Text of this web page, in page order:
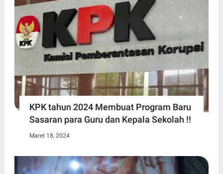
KPK tahun 2024 Membuat Program Baru
Sasaran para Guru dan Kepala Sekolah !!
Maret 18, 2024